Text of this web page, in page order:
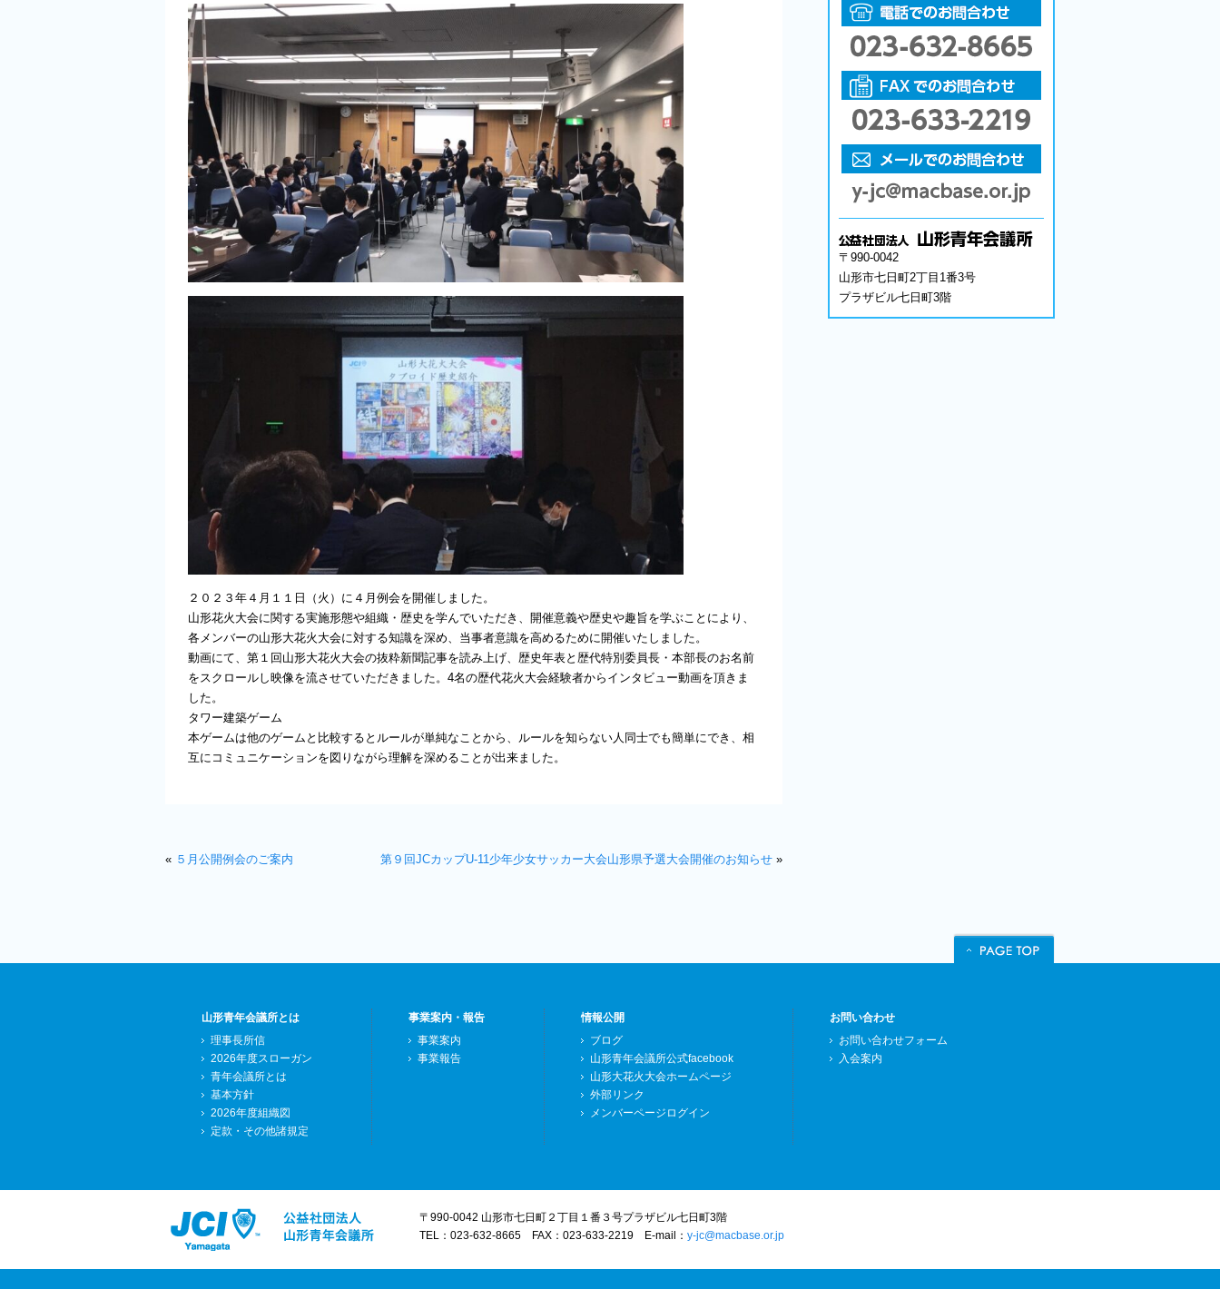
２０２３年４月１１日（火）に４月例会を開催しました。
山形花火大会に関する実施形態や組織・歴史を学んでいただき、開催意義や歴史や趣旨を学ぶことにより、
各メンバーの山形大花火大会に対する知識を深め、当事者意識を高めるために開催いたしました。
動画にて、第１回山形大花火大会の抜粋新聞記事を読み上げ、歴史年表と歴代特別委員長・本部長のお名前
をスクロールし映像を流させていただきました。4名の歴代花火大会経験者からインタビュー動画を頂きま
した。
タワー建築ゲーム
本ゲームは他のゲームと比較するとルールが単純なことから、ルールを知らない人同士でも簡単にでき、相
互にコミュニケーションを図りながら理解を深めることが出来ました。
« ５月公開例会のご案内 第９回JCカップU-11少年少女サッカー大会山形県予選大会開催のお知らせ »
〒990-0042
山形市七日町2丁目1番3号
プラザビル七日町3階
山形青年会議所とは
理事長所信
2026年度スローガン
青年会議所とは
基本方針
2026年度組織図
定款・その他諸規定
事業案内・報告
事業案内
事業報告
情報公開
ブログ
山形青年会議所公式facebook
山形大花火大会ホームページ
外部リンク
メンバーページログイン
お問い合わせ
お問い合わせフォーム
入会案内
〒990-0042 山形市七日町２丁目１番３号プラザビル七日町3階
TEL：023-632-8665 FAX：023-633-2219
E-mail： y-jc@macbase.or.jp